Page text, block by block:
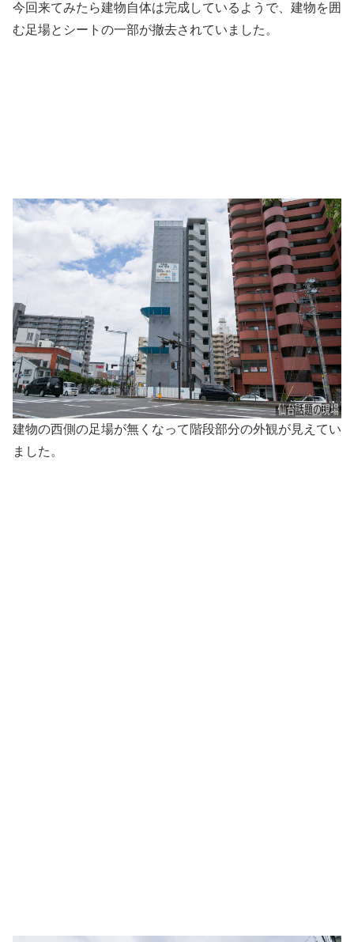
今回来てみたら建物自体は完成しているようで、建物を囲
む足場とシートの一部が撤去されていました。
建物の西側の足場が無くなって階段部分の外観が見えてい
ました。